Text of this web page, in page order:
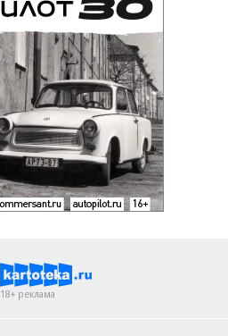
18+ реклама